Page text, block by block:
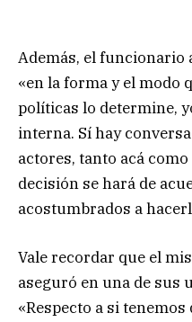
Además, el funcionario
«en la forma y el modo
políticas lo determine,
interna. Sí hay
actores, tanto acá
decisión se hará de
acostumbrados a
Vale recordar que el
aseguró en una de sus
«Respecto a si